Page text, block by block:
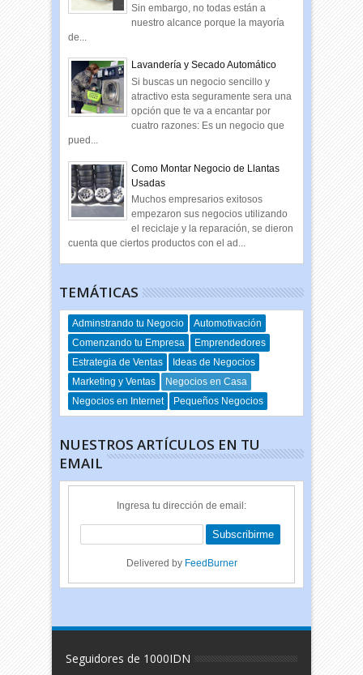
Sin embargo, no todas están a
nuestro alcance porque la mayoría
de...
Lavandería y Secado Automático
Si buscas un negocio sencillo y
atractivo esta seguramente sera una
opción que te va a encantar por
cuatro razones: Es un negocio que
pued...
Como Montar Negocio de Llantas
Usadas
Muchos empresarios exitosos
empezaron sus negocios utilizando
el reciclaje y la reparación, se dieron
cuenta que ciertos productos con el ad...
TEMÁTICAS
Adminstrando tu Negocio
Automotivación
Comenzando tu Empresa
Emprendedores
Estrategia de Ventas
Ideas de Negocios
Marketing y Ventas
Negocios en Casa
Negocios en Internet
Pequeños Negocios
NUESTROS ARTÍCULOS EN TU
EMAIL
Ingresa tu dirección de email:
Delivered by FeedBurner
Seguidores de 1000IDN